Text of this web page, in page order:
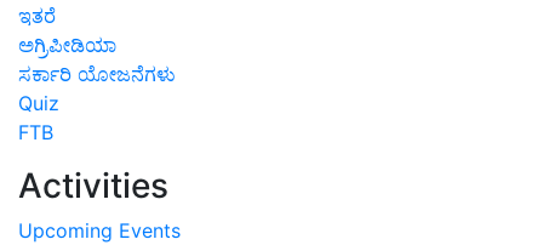
ಇತರೆ
ಅಗ್ರಿಪೀಡಿಯಾ
ಸರ್ಕಾರಿ ಯೋಜನೆಗಳು
Quiz
FTB
Activities
Upcoming Events